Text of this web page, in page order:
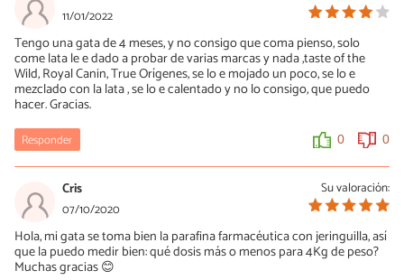
11/01/2022
Tengo una gata de 4 meses, y no consigo que coma pienso, solo
come lata le e dado a probar de varias marcas y nada ,taste of the
Wild, Royal Canin, True Orígenes, se lo e mojado un poco, se lo e
mezclado con la lata , se lo e calentado y no lo consigo, que puedo
hacer. Gracias.
Responder 0 0
Su valoración:
Cris
07/10/2020
Hola, mi gata se toma bien la parafina farmacéutica con jeringuilla, así
que la puedo medir bien: qué dosis más o menos para 4Kg de peso?
Muchas gracias 😊